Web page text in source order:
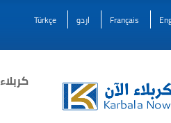
Français اردو Türkçe
كربلاء